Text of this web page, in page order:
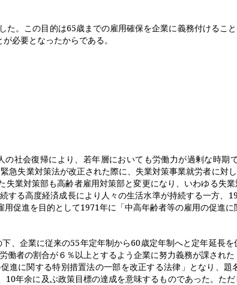
た。この目的は65歳までの雇用確保を企業に義務付けるこ
必要となったからである。
社会復帰により、若年層においても労働力が過剰な時
急失業対策法が改正された際に、失業対策事業就労者に対
業対策部も高齢者雇用対策部と変更になり、いわゆる失
する高度経済成長により人々の生活水準が持続する一方、
用促進を目的として1971年に「中高年齢者等の雇用の促進に
、企業に従来の55年定年制から60歳定年制へと定年延長
働者の割合が６％以上とするよう企業に努力義務が課され
進に関する特別措置法の一部を改正する法律」となり、
10年余に及ぶ政策目標の達成を意味するものであった。た